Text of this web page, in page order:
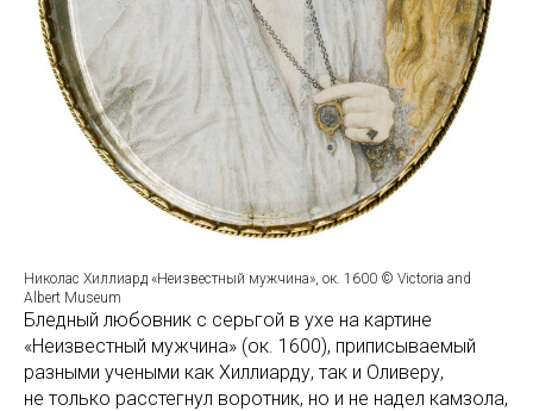
Николас Хиллиард «Неизвестный мужчина», ок. 1600 © Victoria and
Albert Museum
Бледный любовник с серьгой в ухе на картине
«Неизвестный мужчина» (ок. 1600), приписываемый
разными учеными как Хиллиарду, так и Оливеру,
не только расстегнул воротник, но и не надел камзола,